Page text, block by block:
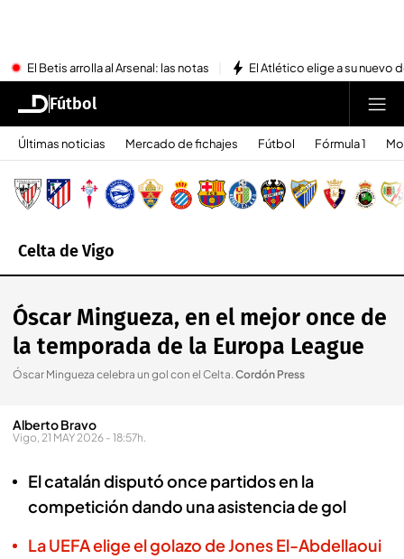
El Betis arrolla al Arsenal: las notas El Atlético elige a su nuevo
Fútbol
Últimas noticias Mercado de fichajes Fútbol Fórmula 1
Celta de Vigo
Óscar Mingueza, en el mejor once de
la temporada de la Europa League
Óscar Mingueza celebra un gol con el Celta.Cordón Press
Alberto Bravo
Vigo, 21 MAY 2026 - 18:57h.
El catalán disputó once partidos en la
competición dando una asistencia de gol
La UEFA elige el golazo de Jones El-Abdellaoui